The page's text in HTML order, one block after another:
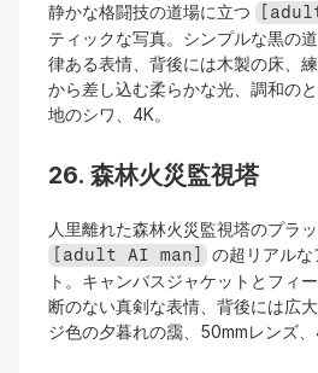
静かな格闘技の道場に立つ
ティックな写真。シンプルな黒の
律ある表情、背後には木製の床、
から差し込む柔らかな光、調和の
地のシワ、4K。
26. 森林火災監視塔
[adult AI man] の超リアルな
ト。キャンバスジャケットとフィ
断のない真剣な表情、背後には広
ジ色の夕暮れの靄、50mmレンズ、